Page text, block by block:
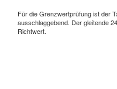
Für die Grenzwertprüfung ist der
ausschlaggebend. Der gleitende
Richtwert.